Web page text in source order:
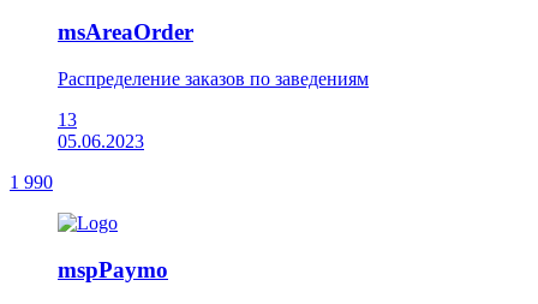
msAreaOrder
Распределение заказов по заведениям
13
05.06.2023
1 990
mspPaymo